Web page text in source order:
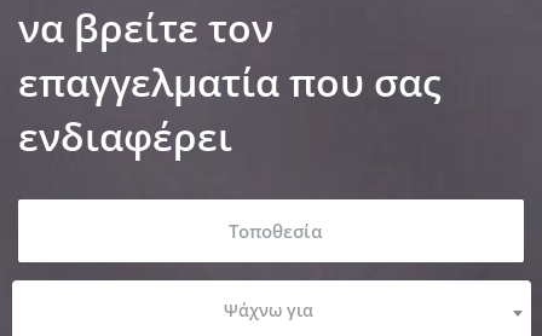
να βρείτε τον
επαγγελματία που σας
ενδιαφέρει
Ψάχνω για